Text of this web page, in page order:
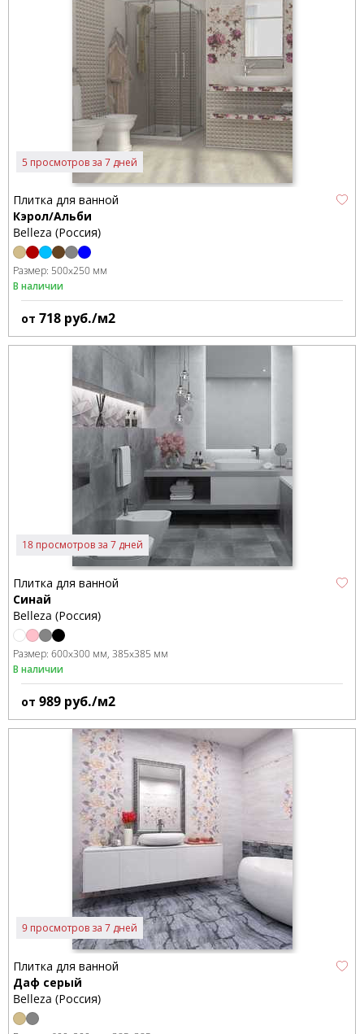
5 просмотров за 7 дней
Плитка для ванной
Кэрол/Альби
Belleza (Россия)
Размер: 500x250 мм
В наличии
от 718 руб./м2
18 просмотров за 7 дней
Плитка для ванной
Синай
Belleza (Россия)
Размер: 600x300 мм 385x385 мм
В наличии
от 989 руб./м2
9 просмотров за 7 дней
Плитка для ванной
Даф серый
Belleza (Россия)